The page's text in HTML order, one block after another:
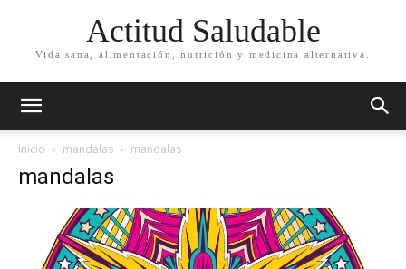
Actitud Saludable
Vida sana, alimentación, nutrición y medicina alternativa.
Inicio mandalas mandalas
mandalas